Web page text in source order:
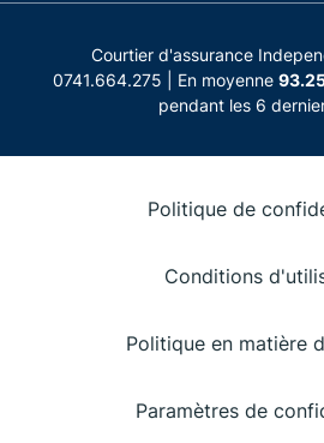
Courtier d'assurance
0741.664.275 | En moyenne
pendant les 6
Politique de
Conditions
Politique en matière
Paramètres de